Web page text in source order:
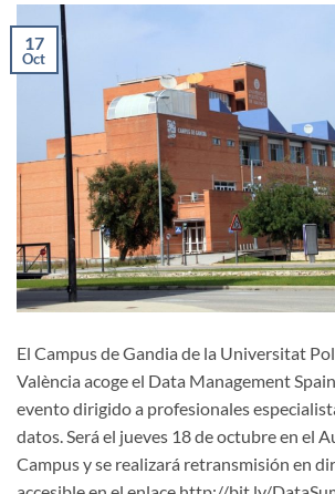
17
Oct
El Campus de Gandia de la Universitat
València acoge el Data Management
evento dirigido a profesionales
datos. Será el jueves 18 de octubre en el
Campus y se realizará retransmisión en